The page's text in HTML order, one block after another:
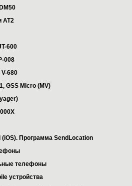
AT2
600
008
680
GSS Micro (MV)
(iOS). Программа SendLocation
телефоны
устройства